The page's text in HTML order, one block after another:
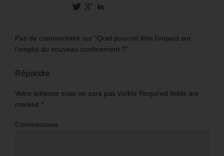
Pas de commentaire sur “Quel pourrait être l’impact sur
l’emploi du nouveau confinement ?”
Répondre
Votre adresse mais ne sara pas visible Required fields are
marked *
Commentaire